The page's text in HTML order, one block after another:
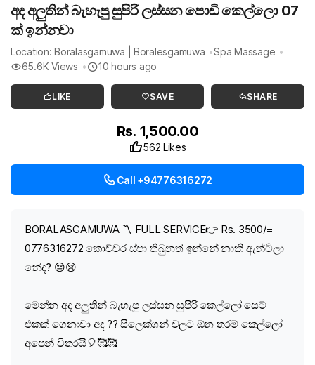
අද අලුතින් බැහැපු සුපිරි ලස්සන පොඩි කෙල්ලො 07
ක් ඉන්නවා
Location: Boralasgamuwa | Boralesgamuwa
Spa Massage
65.6K Views
10 hours ago
LIKE SAVE SHARE
Rs. 1,500.00
562 Likes
Call +94776316272
BORALASGAMUWA 〽️ FULL SERVICE👉 Rs. 3500/=
0776316272 කොච්චර ස්පා තිබුනත් ඉන්නේ නාකි ඇන්ටිලා
නේද? 😔😢
මෙන්න අද අලුතින් බැහැපු ලස්සන සුපිරි කෙල්ලෝ සෙට්
එකක් ගෙනාවා අද ?? සිලෙක්ශන් වලට ඕන තරම් කෙල්ලෝ
අපෙන් විතරයි🎈🥰🥰